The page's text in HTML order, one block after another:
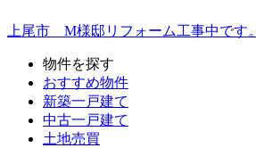
上尾市 M様邸リフォーム工事中です。
物件を探す
おすすめ物件
新築一戸建て
中古一戸建て
土地売買